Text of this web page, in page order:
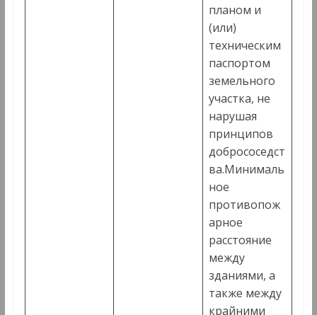
планом и
(или)
техническим
паспортом
земельного
участка, не
нарушая
принципов
добрососедст
ва.Минималь
ное
противопож
арное
расстояние
между
зданиями, а
также между
крайними